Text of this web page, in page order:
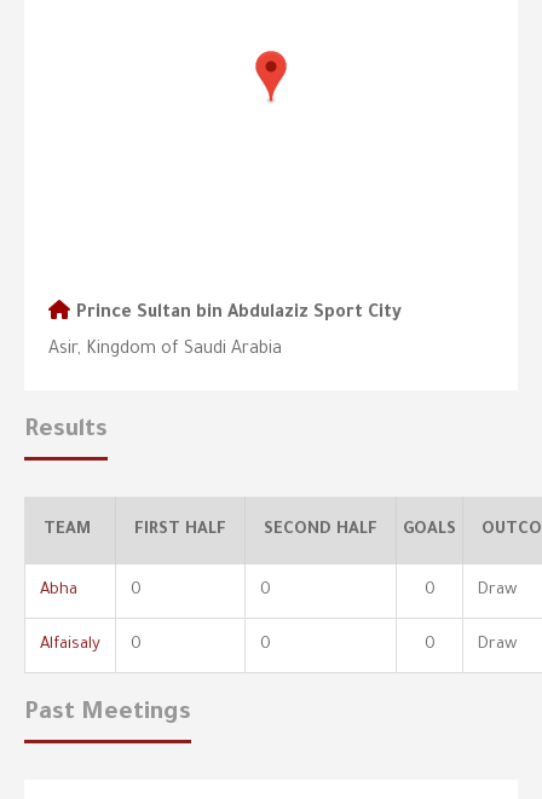
Prince Sultan bin Abdulaziz Sport City
Asir, Kingdom of Saudi Arabia
Results
TEAM FIRST HALF SECOND HALF GOALS
Abha 0 0 0 Draw
Alfaisaly 0 0 0 Draw
Past Meetings